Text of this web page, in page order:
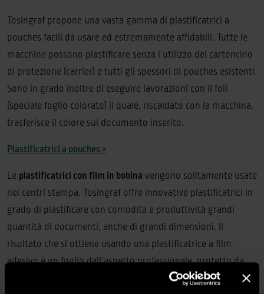
Tosingraf propone una vasta gamma di plastificatrici a
pouches facili da usare ed estremamente affidabili. Tutte le
macchine possono plastificare senza l’utilizzo del cartoncino
di protezione (carrier) e tutti gli spessori di pouches esistenti.
Sono in grado inoltre di eseguire lavorazioni con il foil
(speciale foglio colorato) il quale, riscaldato con la macchina,
trasferisce il colore sul documento inserito.
Plastificatrici a pouches >
Le plastificatrici con film in bobina vengono solitamente usate
nei centri stampa. Tosingraf offre innovative plastificatrici in
grado di plastificare con comodità e produttività grandi
quantità di documenti, anche di grandi dimensioni. Il
risultato che si ottiene usando una plastificatrice a film
adesivo è un foglio dall’aspetto professionale, protetto da